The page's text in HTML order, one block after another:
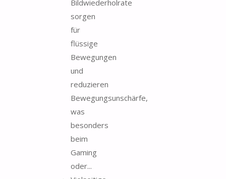
Bildwiederholrate
sorgen
für
flüssige
Bewegungen
und
reduzieren
Bewegungsunschärfe,
was
besonders
beim
Gaming
oder...